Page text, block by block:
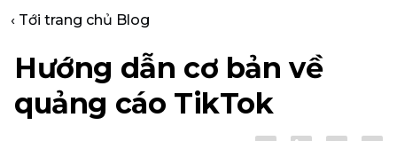
‹ Tới trang chủ Blog
Hướng dẫn cơ bản về
quảng cáo TikTok